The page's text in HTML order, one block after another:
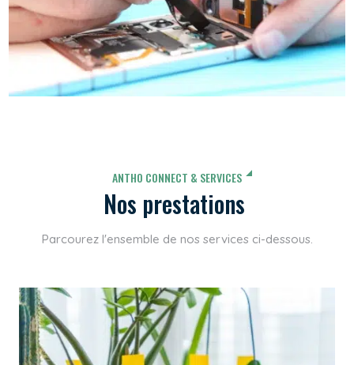
ANTHO CONNECT & SERVICES
Nos prestations
Parcourez l'ensemble de nos services ci-dessous.